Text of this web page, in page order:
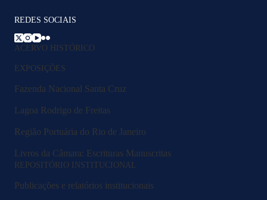
REDES SOCIAIS
ACERVO HISTÓRICO
EXPOSIÇÕES
Fazenda Nacional Santa Cruz
Lagoa Rodrigo de Freitas
Região Portuária do Rio de Janeiro
Livros da Câmara: Escrituras Manuscritas
REPOSITÓRIO INSTITUCIONAL
Publicações e relatórios institucionais